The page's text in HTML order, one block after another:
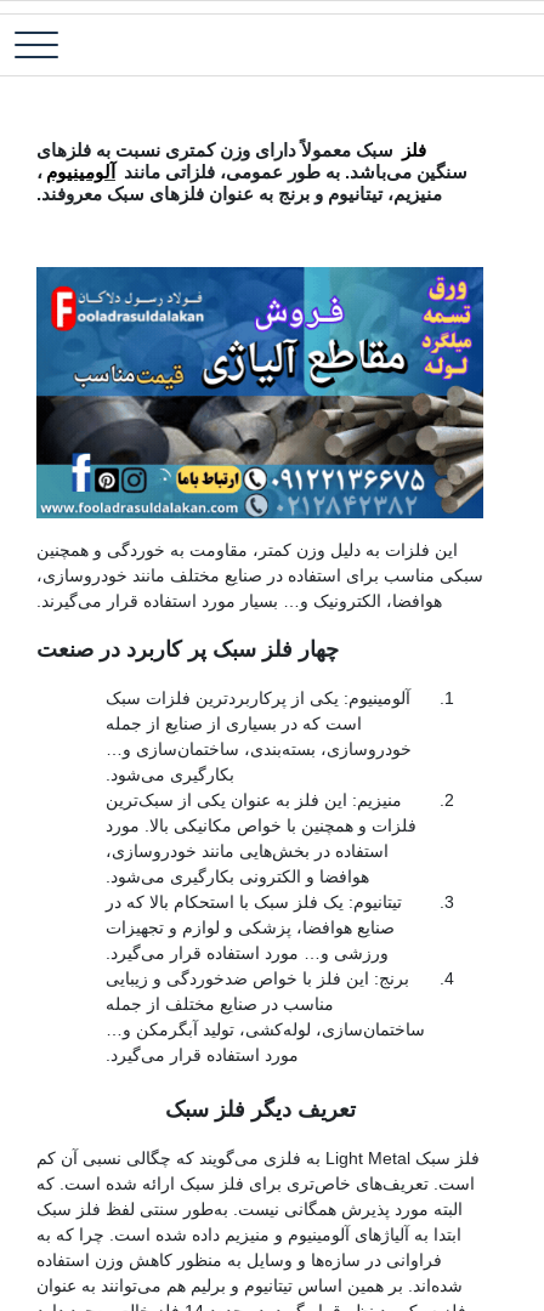
فولاد آلیاژی-میلگرد آلیاژی-تسمه آلیاژی-ورق آلیاژی-لوله آلیاژی-نبشی
فلز
سبک معمولاً دارای وزن کمتری نسبت به فلزهای
سنگین می‌باشد. به طور عمومی، فلزاتی مانند
آلومینیوم ،
منیزیم، تیتانیوم و برنج به عنوان فلزهای سبک معروفند.
این فلزات به دلیل وزن کمتر، مقاومت به خوردگی و همچنین
سبکی مناسب برای استفاده در صنایع مختلف مانند خودروسازی،
هوافضا، الکترونیک و… بسیار مورد استفاده قرار می‌گیرند.
چهار فلز سبک پر کاربرد در صنعت
آلومینیوم: یکی از پرکاربردترین فلزات سبک
است که در بسیاری از صنایع از جمله
خودروسازی، بسته‌بندی، ساختمان‌سازی و…
بکارگیری می‌شود.
منیزیم: این فلز به عنوان یکی از سبک‌ترین
فلزات و همچنین با خواص مکانیکی بالا. مورد
استفاده در بخش‌هایی مانند خودروسازی،
هوافضا و الکترونی بکارگیری می‌شود.
تیتانیوم: یک فلز سبک با استحکام بالا که در
صنایع هوافضا، پزشکی و لوازم و تجهیزات
ورزشی و… مورد استفاده قرار می‌گیرد.
برنج: این فلز با خواص ضدخوردگی و زیبایی
مناسب در صنایع مختلف از جمله
ساختمان‌سازی، لوله‌کشی، تولید آبگرمکن و…
مورد استفاده قرار می‌گیرد.
تعریف دیگر فلز سبک
فلز سبک Light Metal به فلزی می‌گویند که چگالی نسبی آن کم
است. تعریف‌های خاص‌تری برای فلز سبک ارائه شده است. که
البته مورد پذیرش همگانی نیست. به‌طور سنتی لفظ فلز سبک
ابتدا به آلیاژهای آلومینیوم و منیزیم داده شده است. چرا که به
فراوانی در سازه‌ها و وسایل به منظور کاهش وزن استفاده
شده‌اند. بر همین اساس تیتانیوم و برلیم هم می‌توانند به عنوان